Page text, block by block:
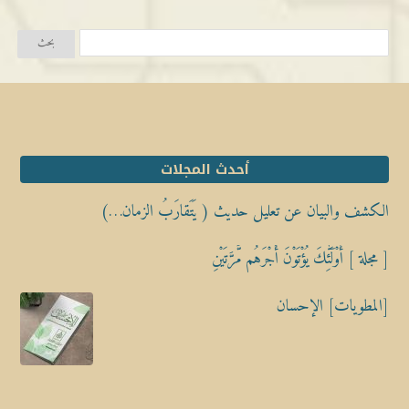
أحدث المجلات
الكشف والبيان عن تعليل حديث ( يَتَقارَبُ الزمان…)
[ مجلة ] أُوْلَٰٓئِكَ يُؤْتَوْنَ أَجْرَهُم مَّرَّتَيْنِ
[المطويات] الإحسان